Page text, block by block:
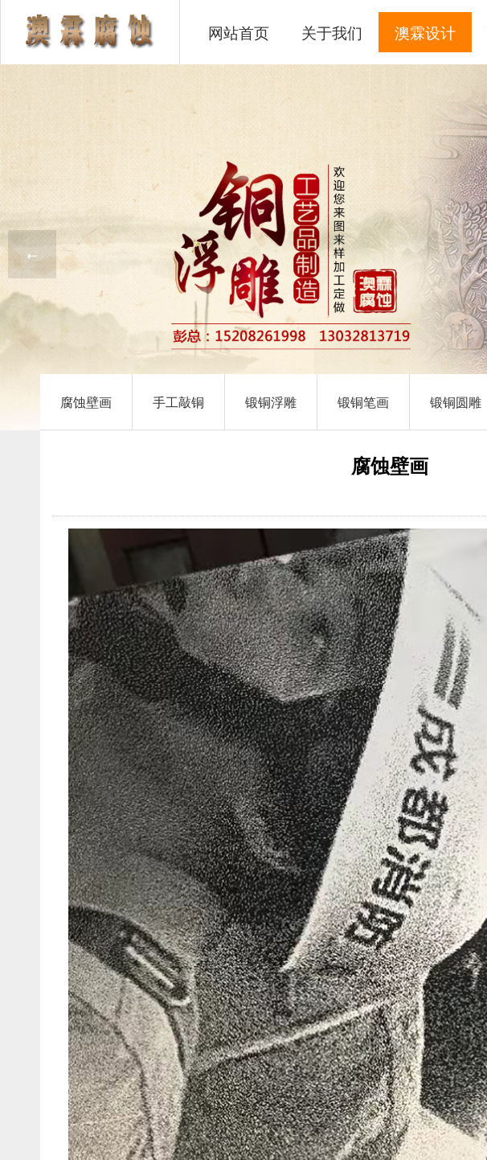
网站首页 关于我们 澳霖设计
腐蚀壁画
锻铜浮雕
锻铜笔画
锻铜圆雕
不锈钢雕塑
←
腐蚀壁画 手工敲铜 锻铜浮雕 锻铜笔画 锻铜圆雕
腐蚀壁画